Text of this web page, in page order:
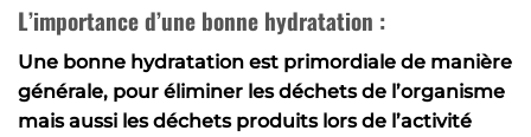
L’importance d’une bonne hydratation :
Une bonne hydratation est primordiale de manière
générale, pour éliminer les déchets de l’organisme
mais aussi les déchets produits lors de l’activité